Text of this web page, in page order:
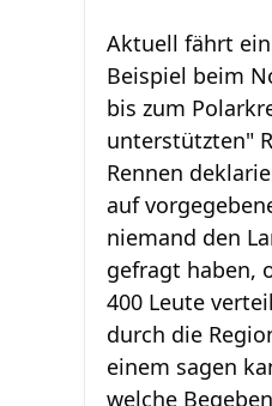
Aktuell fährt
Beispiel beim
bis zum
unterstützten"
Rennen
auf
niemand den
gefragt haben,
400 Leute
durch die
einem sagen
welche